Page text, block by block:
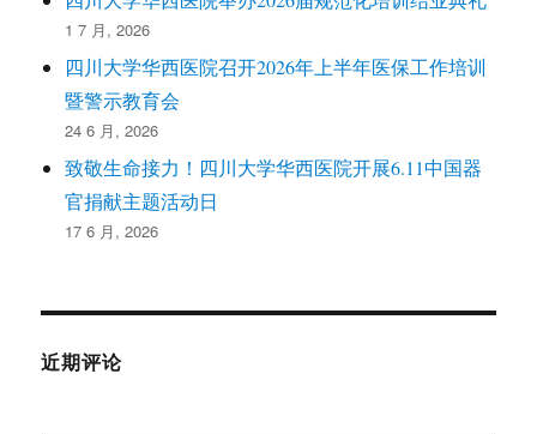
1 7 月, 2026
四川大学华西医院召开2026年上半年医保工作培训
暨警示教育会
24 6 月, 2026
致敬生命接力！四川大学华西医院开展6.11中国器
官捐献主题活动日
17 6 月, 2026
近期评论